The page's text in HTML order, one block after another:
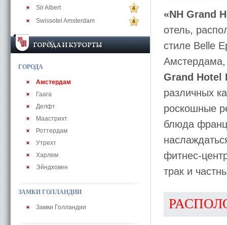
Sir Albert 4
Swissotel Amsterdam 4
ГОРОДА
Амстердам
Гаага
Делфт
Маастрихт
Роттердам
Утрехт
Харлем
Эйндховен
ЗАМКИ ГОЛЛАНДИИ
Замки Голландии
«NH Grand
отель,
стиле Belle
Grand Hotel
различных
роскошные
блюда
фитнес-
трак и